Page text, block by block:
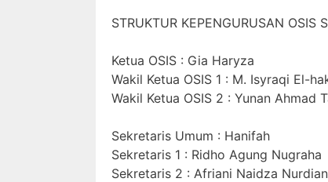
STRUKTUR KEPENGURUSAN
Ketua OSIS : Gia Haryza
Wakil Ketua OSIS 1 : M. Isyraqi El-
Wakil Ketua OSIS 2 : Yunan Ahmad
Sekretaris Umum : Hanifah
Sekretaris 1 : Ridho Agung Nugraha
Sekretaris 2 : Afriani Naidza